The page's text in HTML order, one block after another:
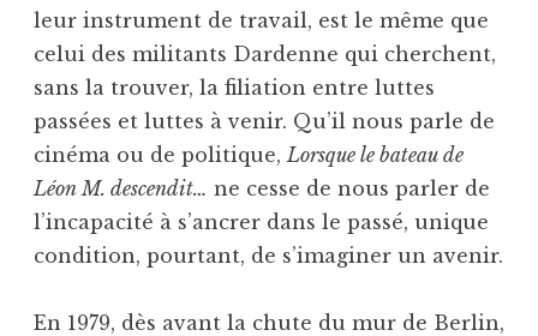
leur instrument de travail, est le même que
celui des militants Dardenne qui cherchent,
sans la trouver, la filiation entre luttes
passées et luttes à venir. Qu’il nous parle de
cinéma ou de politique, Lorsque le bateau de
Léon M. descendit… ne cesse de nous parler de
l’incapacité à s’ancrer dans le passé, unique
condition, pourtant, de s’imaginer un avenir.
En 1979, dès avant la chute du mur de Berlin,